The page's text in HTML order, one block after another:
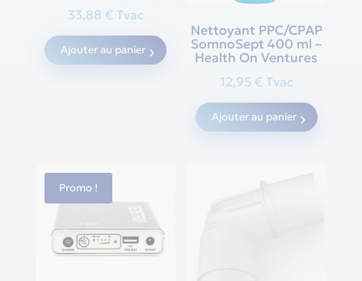
33,88 € Tvac
Ajouter au panier
Nettoyant PPC/CPAP
SomnoSept 400 ml –
Health On Ventures
12,95 € Tvac
Ajouter au panier
Promo !